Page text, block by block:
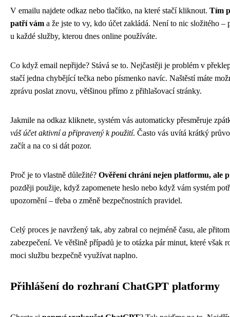
V emailu najdete odkaz nebo tlačítko, na které stačí kliknout. Tím
patří vám a že jste to vy, kdo účet zakládá. Není to nic složitého
u každé služby, kterou dnes online používáte.
Co když email nepřijde? Stává se to. Nejčastěji je problém v
stačí jedna chybějící tečka nebo písmenko navíc. Naštěstí máte
zprávu poslat znovu, většinou přímo z přihlašovací stránky.
Jakmile na odkaz kliknete, systém vás automaticky přesměruje
váš účet aktivní a připravený k použití. Často vás uvítá krátký
začít a na co si dát pozor.
Proč je to vlastně důležité? Ověření chrání nejen platformu, ale
později použije, když zapomenete heslo nebo když vám systém
upozornění – třeba o změně bezpečnostních pravidel.
Celý proces je navržený tak, aby zabral co nejméně času, ale
zabezpečení. Ve většině případů je to otázka pár minut, které však
moci službu bezpečně využívat naplno.
Přihlášení do rozhraní ChatGPT platformy